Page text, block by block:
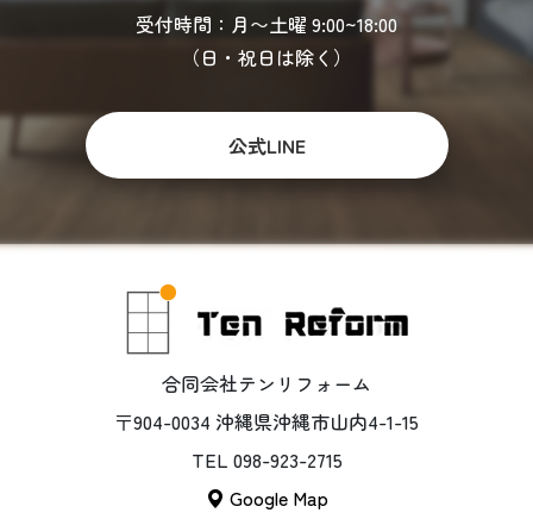
受付時間：月〜土曜 9:00~18:00
（日・祝日は除く）
公式LINE
合同会社テンリフォーム
〒904-0034 沖縄県沖縄市山内4-1-15
TEL 098-923-2715
Google Map